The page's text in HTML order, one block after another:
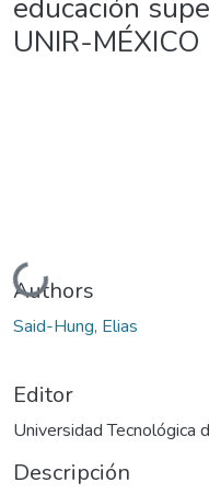
educación
UNIR-MÉXICO
Cargando...
Authors
Said-Hung, Elias
Editor
Universidad Tecnológica
Descripción